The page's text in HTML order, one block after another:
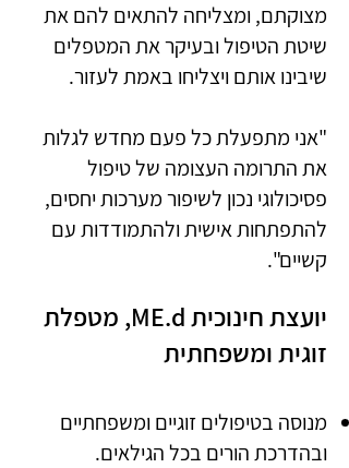
מצוקתם, ומצליחה להתאים להם את
שיטת הטיפול ובעיקר את המטפלים
שיבינו אותם ויצליחו באמת לעזור.
"אני מתפעלת כל פעם מחדש לגלות
את התרומה העצומה של טיפול
פסיכולוגי נכון לשיפור מערכות יחסים,
להתפתחות אישית ולהתמודדות עם
קשיים".
יועצת חינוכית ME.d, מטפלת
זוגית ומשפחתית
מנוסה בטיפולים זוגיים ומשפחתיים
ובהדרכת הורים בכל הגילאים.​